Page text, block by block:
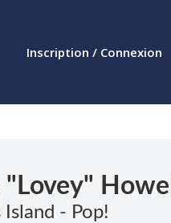
Inscription / Connexion
"Lovey" Howell
- Pop!